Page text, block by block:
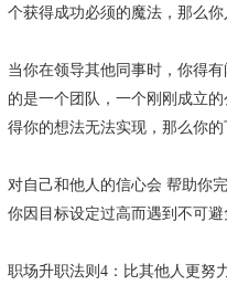
个获得成功必须的魔法，那么
当你在领导其他同事时，你得
的是一个团队，一个刚刚成立
得你的想法无法实现，那么你的
对自己和他人的信心会 帮助你
你因目标设定过高而遇到不可
职场升职法则4：比其他人更努力